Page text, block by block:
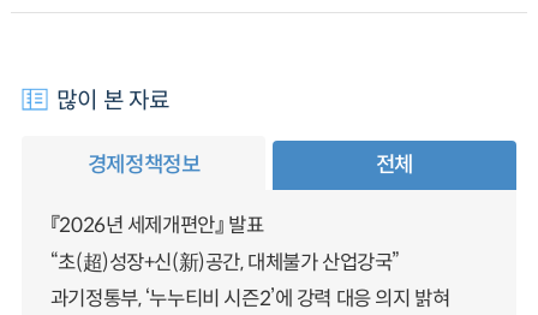
많이 본 자료
경제정책정보 전체
『2026년 세제개편안』 발표
“초(超)성장+신(新)공간, 대체불가 산업강국”
과기정통부, ‘누누티비 시즌2’에 강력 대응 의지 밝혀